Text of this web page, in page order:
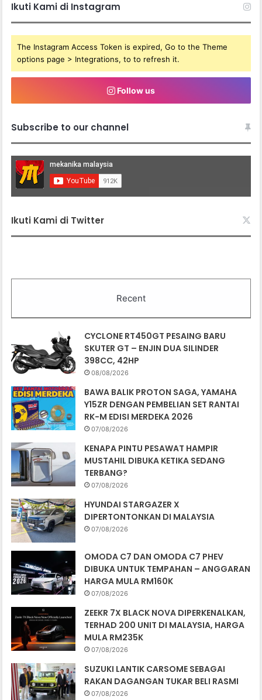
Ikuti Kami di Instagram
The Instagram Access Token is expired, Go to the Theme
options page > Integrations, to to refresh it.
Follow us
Subscribe to our channel
Ikuti Kami di Twitter
Recent
CYCLONE RT450GT PESAING BARU
SKUTER GT – ENJIN DUA SILINDER
398CC, 42HP
08/08/2026
BAWA BALIK PROTON SAGA, YAMAHA
Y15ZR DENGAN PEMBELIAN SET RANTAI
RK-M EDISI MERDEKA 2026
07/08/2026
KENAPA PINTU PESAWAT HAMPIR
MUSTAHIL DIBUKA KETIKA SEDANG
TERBANG?
07/08/2026
HYUNDAI STARGAZER X
DIPERTONTONKAN DI MALAYSIA
07/08/2026
OMODA C7 DAN OMODA C7 PHEV
DIBUKA UNTUK TEMPAHAN – ANGGARAN
HARGA MULA RM160K
07/08/2026
ZEEKR 7X BLACK NOVA DIPERKENALKAN,
TERHAD 200 UNIT DI MALAYSIA, HARGA
MULA RM235K
07/08/2026
SUZUKI LANTIK CARSOME SEBAGAI
RAKAN DAGANGAN TUKAR BELI RASMI
07/08/2026